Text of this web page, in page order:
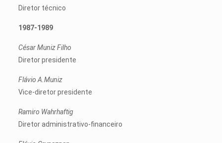
Diretor técnico
1987-1989
César Muniz Filho
Diretor presidente
Flávio A.Muniz
Vice-diretor presidente
Ramiro Wahrhaftig
Diretor administrativo-financeiro